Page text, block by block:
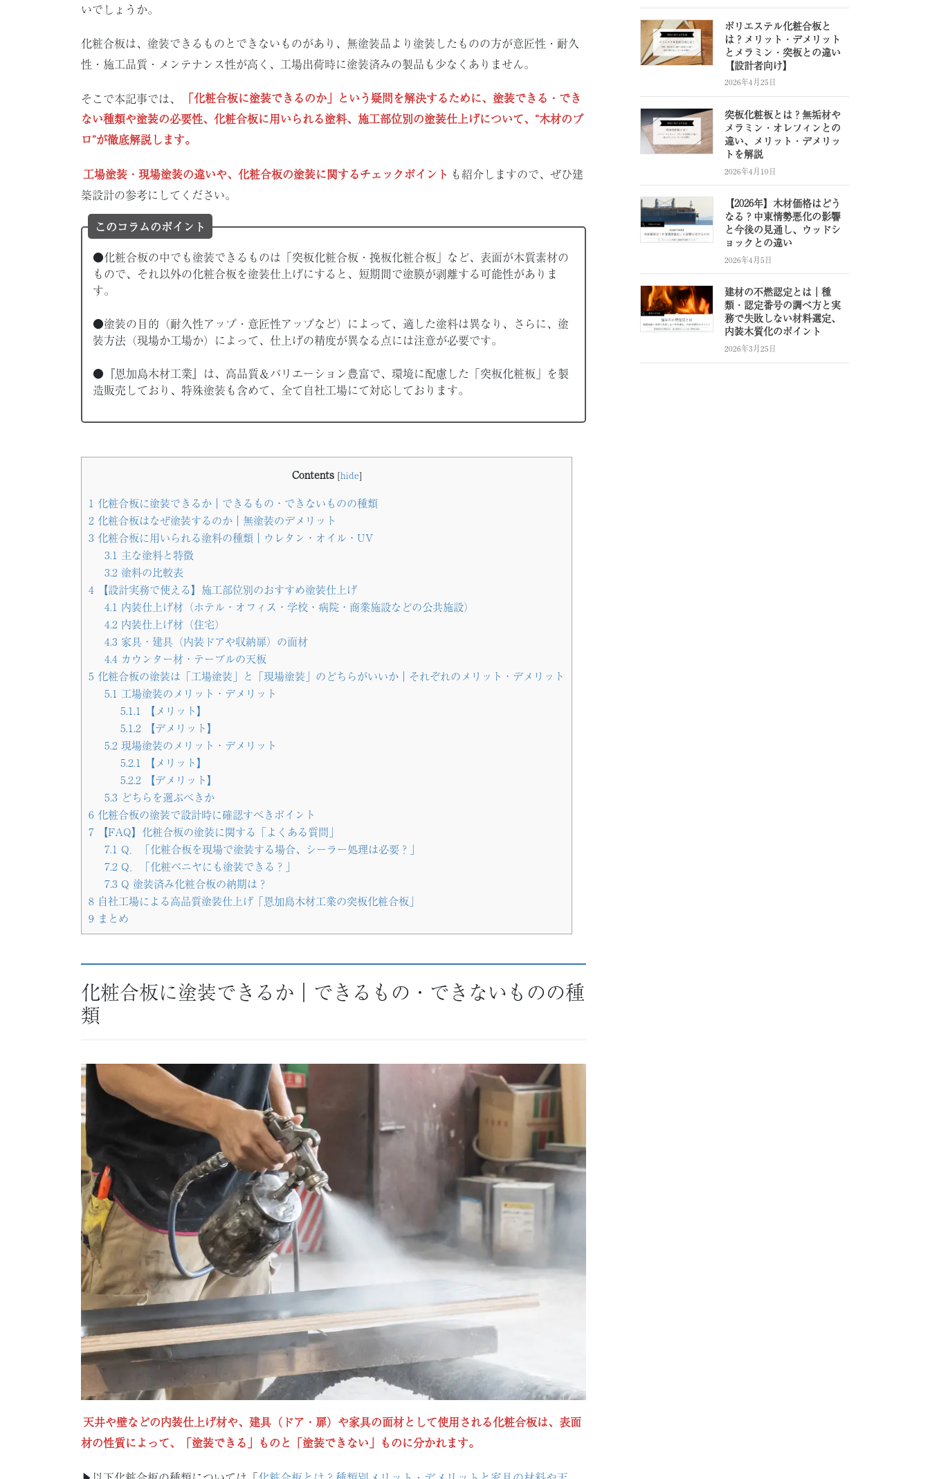
いでしょうか。
化粧合板は、塗装できるものとできないものがあり、無塗装品より塗装したものの方が意匠性・耐久
性・施工品質・メンテナンス性が高く、工場出荷時に塗装済みの製品も少なくありません。
そこで本記事では、
「化粧合板に塗装できるのか」という疑問を解決するために、塗装できる・でき
ない種類や塗装の必要性、化粧合板に用いられる塗料、施工部位別の塗装仕上げについて、“木材のプ
ロ”が徹底解説します。
工場塗装・現場塗装の違いや、化粧合板の塗装に関するチェックポイント も紹介しますので、ぜひ建
築設計の参考にしてください。
このコラムのポイント
●化粧合板の中でも塗装できるものは「突板化粧合板・挽板化粧合板」など、表面が木質素材の
もので、それ以外の化粧合板を塗装仕上げにすると、短期間で塗膜が剥離する可能性がありま
す。
●塗装の目的（耐久性アップ・意匠性アップなど）によって、適した塗料は異なり、さらに、塗
装方法（現場か工場か）によって、仕上げの精度が異なる点には注意が必要です。
●『恩加島木材工業』は、高品質＆バリエーション豊富で、環境に配慮した「突板化粧板」を製
造販売しており、特殊塗装も含めて、全て自社工場にて対応しております。
Contents [hide]
1 化粧合板に塗装できるか｜できるもの・できないものの種類
2 化粧合板はなぜ塗装するのか｜無塗装のデメリット
3 化粧合板に用いられる塗料の種類｜ウレタン・オイル・UV
3.1 主な塗料と特徴
3.2 塗料の比較表
4 【設計実務で使える】施工部位別のおすすめ塗装仕上げ
4.1 内装仕上げ材（ホテル・オフィス・学校・病院・商業施設などの公共施設）
4.2 内装仕上げ材（住宅）
4.3 家具・建具（内装ドアや収納扉）の面材
4.4カウンター材・テーブルの天板
5 化粧合板の塗装は「工場塗装」と「現場塗装」のどちらがいいか｜それぞれのメリット・デメリット
5.1 工場塗装のメリット・デメリット
5.1.1
【メリット】
5.1.2 【デメリット】
5.2 現場塗装のメリット・デメリット
5.2.1
【メリット】
5.2.2 【デメリット】
5.3 どちらを選ぶべきか
6 化粧合板の塗装で設計時に確認すべきポイント
7 【FAQ】化粧合板の塗装に関する「よくある質問」
7.1 Q．「化粧合板を現場で塗装する場合、シーラー処理は必要？」
7.2 Q．「化粧ベニヤにも塗装できる？」
7.3 Q 塗装済み化粧合板の納期は？
8 自社工場による高品質塗装仕上げ「恩加島木材工業の突板化粧合板」
9 まとめ
化粧合板に塗装できるか｜できるもの・できないものの種
類
天井や壁などの内装仕上げ材や、建具（ドア・扉）や家具の面材として使用される化粧合板は、表面
材の性質によって、「塗装できる」ものと「塗装できない」ものに分かれます。
ポリエステル化粧合板と
は？メリット・デメリット
とメラミン・突板との違い
【設計者向け】
2026年4月25日
突板化粧板とは？無垢材や
メラミン・オレフィンとの
違い、メリット・デメリッ
トを解説
2026年4月10日
【2026年】木材価格はどう
なる？中東情勢悪化の影響
と今後の見通し、ウッドシ
ョックとの違い
2026年4月5日
建材の不燃認定とは｜種
類・認定番号の調べ方と実
務で失敗しない材料選定、
内装木質化のポイント
2026年3月25日